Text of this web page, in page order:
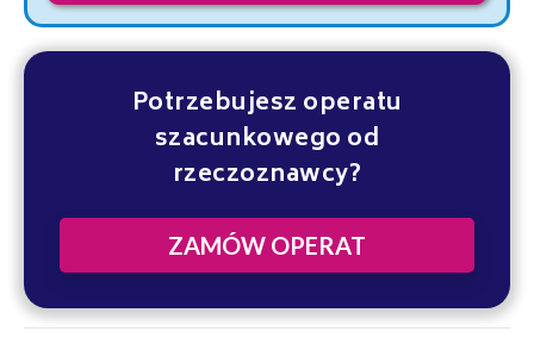
Potrzebujesz operatu
szacunkowego od
rzeczoznawcy?
ZAMÓW OPERAT